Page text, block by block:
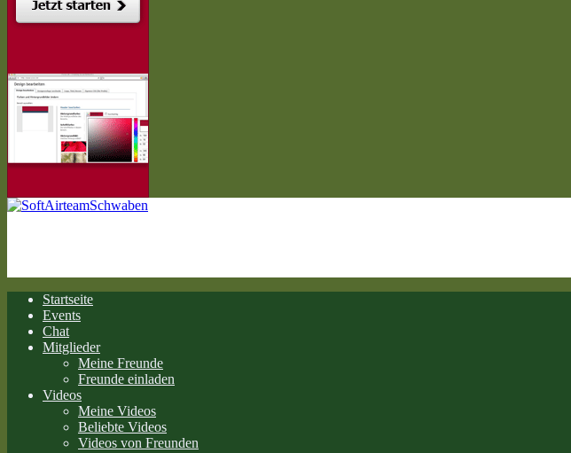
Startseite
Events
Chat
Mitglieder
Meine Freunde
Freunde einladen
Videos
Meine Videos
Beliebte Videos
Videos von Freunden